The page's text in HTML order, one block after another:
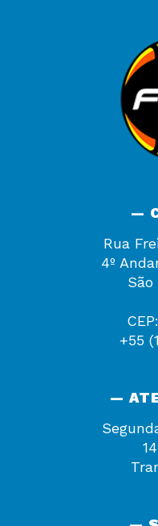
—
Rua
4º
+55
—